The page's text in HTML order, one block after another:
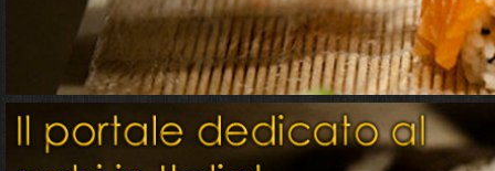
L'Ume Shu, o Umeshu, (梅酒) è una prelibata
culturali. Ottenuto dalla macerazione delle
altre erbe o spezie, questa bevanda ha
al suo sapore dolce e fruttato con una nota
produzione, la storia, le tipologie e gli utilizzi